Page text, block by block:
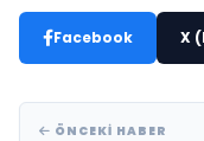
Facebook X
ÖNCEKI HABER